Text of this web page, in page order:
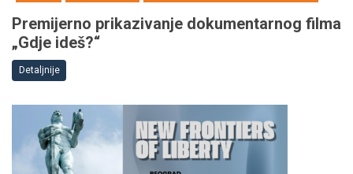
Premijerno prikazivanje dokumentarnog filma
„Gdje ideš?“
Detaljnije